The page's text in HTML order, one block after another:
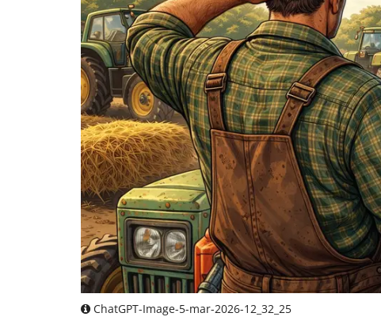
ChatGPT-Image-5-mar-2026-12_32_25